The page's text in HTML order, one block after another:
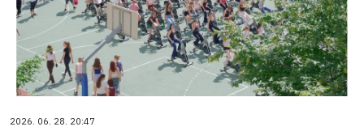
2026. 06. 28. 20:47